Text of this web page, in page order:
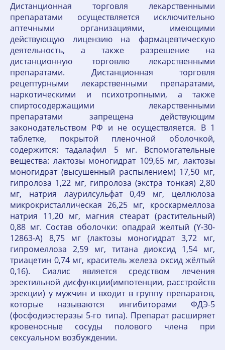
Дистанционная торговля лекарственными
препаратами осуществляется исключительно
аптечными организациями, имеющими
действующую лицензию на фармацевтическую
деятельность, а также разрешение на
дистанционную торговлю лекарственными
препаратами. Дистанционная торговля
рецептурными лекарственными препаратами,
наркотическими и психотропными, а также
спиртосодержащими лекарственными
препаратами запрещена действующим
законодательством РФ и не осуществляется. В 1
таблетке, покрытой пленочной оболочкой,
содержится: тадалафил 5 мг. Вспомогательные
вещества: лактозы моногидрат 109,65 мг, лактозы
моногидрат (высушенный распылением) 17,50 мг,
гипролоза 1,22 мг, гипролоза (экстра тонкая) 2,80
мг, натрия лаурилсульфат 0,49 мг, целлюлоза
микрокристаллическая 26,25 мг, кроскармеллоза
натрия 11,20 мг, магния стеарат (растительный)
0,88 мг. Состав оболочки: опадрай желтый (Y-30-
12863-A) 8,75 мг (лактозы моногидрат 3,72 мг,
гипромеллоза 2,59 мг, титана диоксид 1,54 мг,
триацетин 0,74 мг, краситель железа оксид жёлтый
0,16). Сиалис является средством лечения
эректильной дисфункции(импотенции, расстройств
эрекции) у мужчин и входит в группу препаратов,
которые называются ингибиторами ФДЭ-5
(фосфодиэстеразы 5-го типа). Препарат расширяет
кровеносные сосуды полового члена при
сексуальном возбуждении.